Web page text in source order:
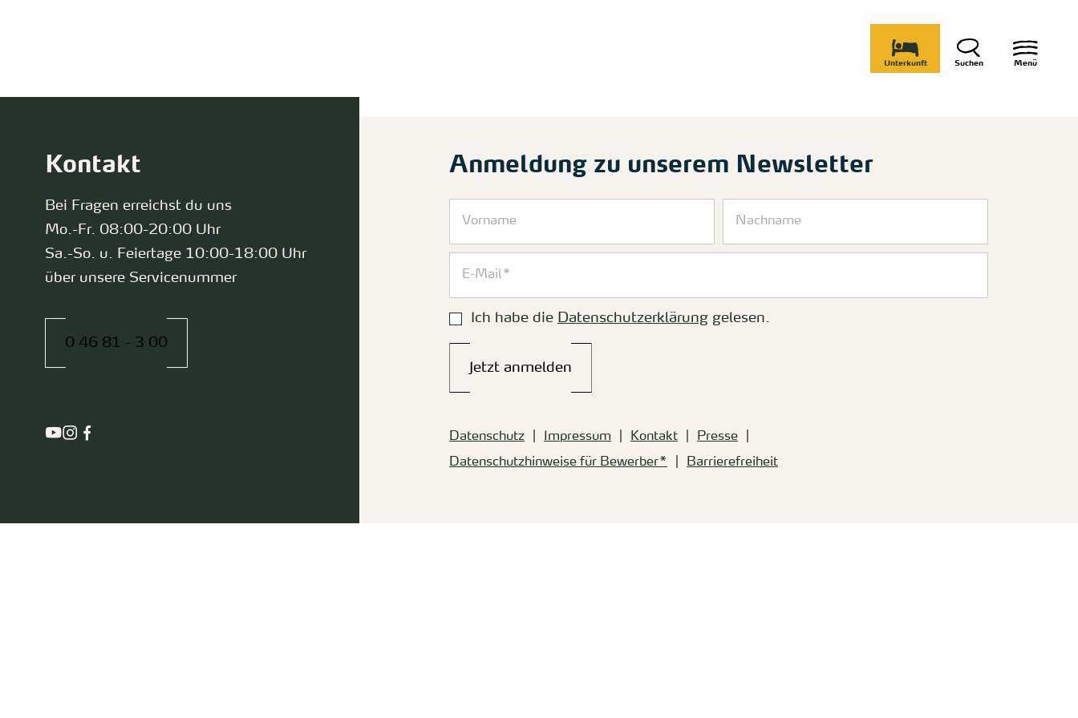
Menü
Suchen
Unterkunft
Anmeldung zu unserem Newsletter
Ich habe die Datenschutzerklärung gelesen.
Jetzt anmelden
Datenschutz Impressum Kontakt
Presse
Datenschutzhinweise für Bewerber*
Barrierefreiheit
Kontakt
Bei Fragen erreichst du uns
Mo.-Fr. 08:00-20:00 Uhr
Sa.-So. u. Feiertage 10:00-18:00 Uhr
über unsere Servicenummer
0 46 81 - 3 00